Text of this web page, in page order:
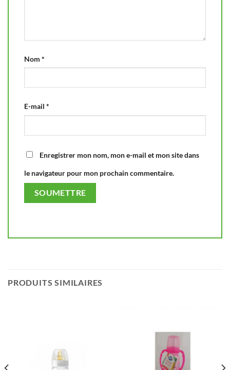
Nom *
E-mail *
Enregistrer mon nom, mon e-mail et mon site dans
le navigateur pour mon prochain commentaire.
PRODUITS SIMILAIRES